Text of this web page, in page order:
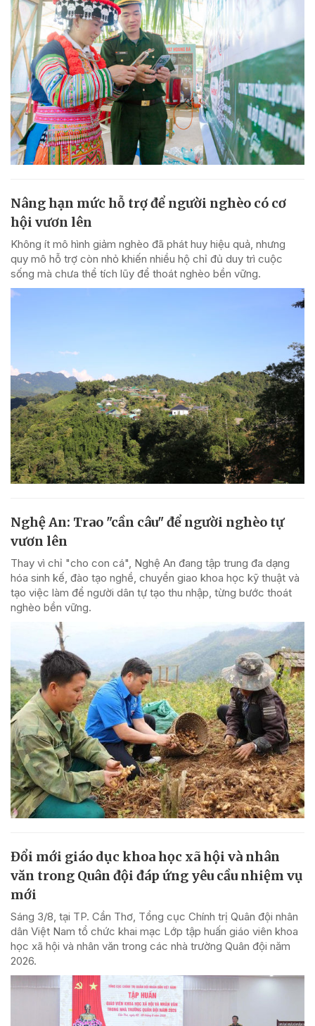
Nâng hạn mức hỗ trợ để người nghèo có cơ
hội vươn lên
Không ít mô hình giảm nghèo đã phát huy hiệu quả, nhưng
quy mô hỗ trợ còn nhỏ khiến nhiều hộ chỉ đủ duy trì cuộc
sống mà chưa thể tích lũy để thoát nghèo bền vững.
Nghệ An: Trao "cần câu" để người nghèo tự
vươn lên
Thay vì chỉ "cho con cá", Nghệ An đang tập trung đa dạng
hóa sinh kế, đào tạo nghề, chuyển giao khoa học kỹ thuật và
tạo việc làm để người dân tự tạo thu nhập, từng bước thoát
nghèo bền vững.
Đổi mới giáo dục khoa học xã hội và nhân
văn trong Quân đội đáp ứng yêu cầu nhiệm vụ
mới
Sáng 3/8, tại TP. Cần Thơ, Tổng cục Chính trị Quân đội nhân
dân Việt Nam tổ chức khai mạc Lớp tập huấn giáo viên khoa
học xã hội và nhân văn trong các nhà trường Quân đội năm
2026.